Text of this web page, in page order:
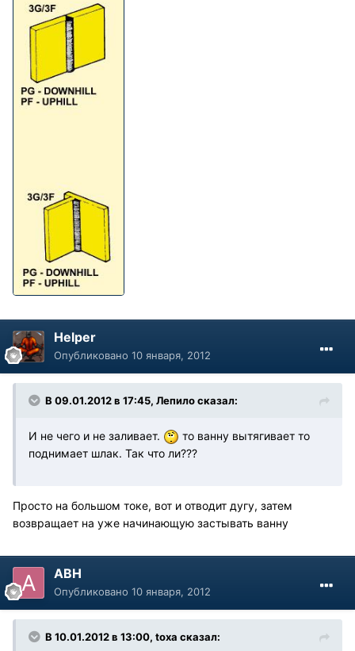
Helper
Опубликовано 10 января, 2012
В 09.01.2012 в 17:45, Лепило сказал:
И не чего и не заливает.
то ванну вытягивает то
поднимает шлак. Так что ли???
Просто на большом токе, вот и отводит дугу, затем
возвращает на уже начинающую застывать ванну
АВН
Опубликовано 10 января, 2012
В 10.01.2012 в 13:00, toxa сказал: